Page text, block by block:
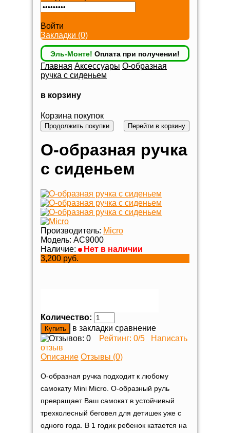
Войти
Закладки (0)
Эль-Монте! Оплата при получении!
Главная Аксессуары O-образная
ручка с сиденьем
в корзину
Корзина покупок
Перейти в корзину
Продолжить покупки
O-образная ручка
с сиденьем
Производитель: Micro
Модель: AC9000
Наличие:
Нет в наличии
3,200 руб.
Количество:
в закладки сравнение
Рейтинг: 0/5
Написать
отзыв
Описание Отзывы (0)
O-образная ручка подходит к любому
самокату Mini Micro. О-образный руль
превращает Ваш самокат в устойчивый
трехколесный беговел для детишек уже с
одного года. В 1 годик ребенок катается на